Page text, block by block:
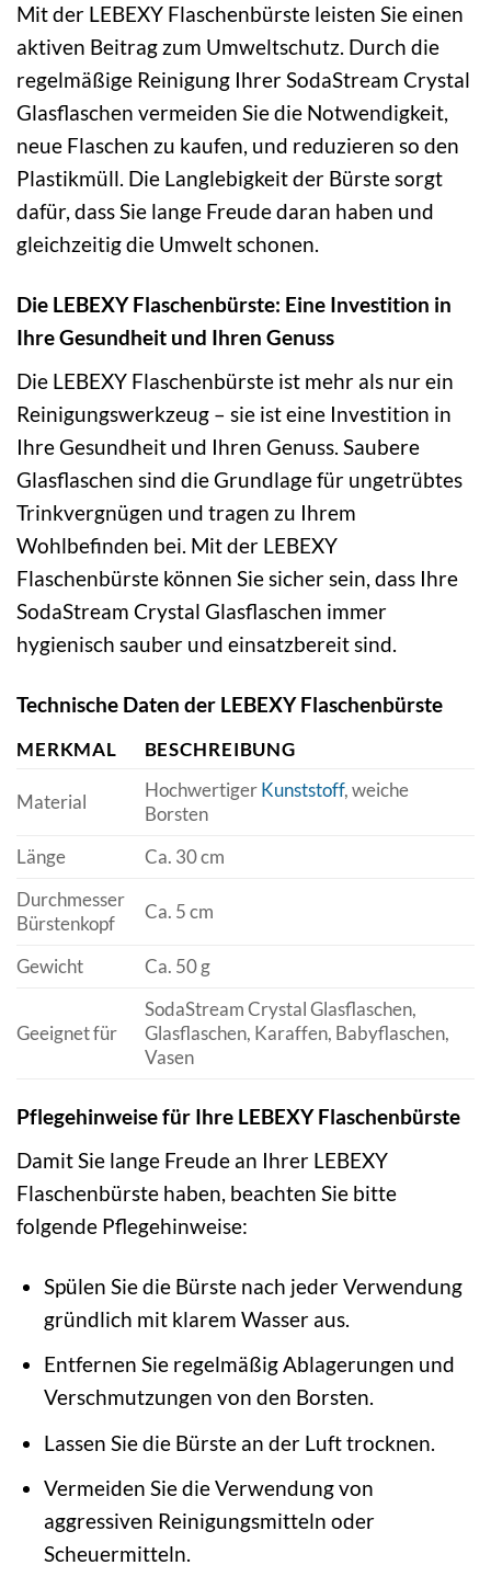
Mit der LEBEXY Flaschenbürste leisten Sie einen
aktiven Beitrag zum Umweltschutz. Durch die
regelmäßige Reinigung Ihrer SodaStream Crystal
Glasflaschen vermeiden Sie die Notwendigkeit,
neue Flaschen zu kaufen, und reduzieren so den
Plastikmüll. Die Langlebigkeit der Bürste sorgt
dafür, dass Sie lange Freude daran haben und
gleichzeitig die Umwelt schonen.
Die LEBEXY Flaschenbürste: Eine Investition in
Ihre Gesundheit und Ihren Genuss
Die LEBEXY Flaschenbürste ist mehr als nur ein
Reinigungswerkzeug – sie ist eine Investition in
Ihre Gesundheit und Ihren Genuss. Saubere
Glasflaschen sind die Grundlage für ungetrübtes
Trinkvergnügen und tragen zu Ihrem
Wohlbefinden bei. Mit der LEBEXY
Flaschenbürste können Sie sicher sein, dass Ihre
SodaStream Crystal Glasflaschen immer
hygienisch sauber und einsatzbereit sind.
Technische Daten der LEBEXY Flaschenbürste
MERKMAL BESCHREIBUNG
Material
HochwertigerKunststoff, weiche
Borsten
Länge
Ca. 30 cm
Durchmesser
Bürstenkopf
Ca. 5 cm
Gewicht Ca. 50 g
Geeignet für
SodaStream Crystal Glasflaschen,
Glasflaschen, Karaffen, Babyflaschen,
Vasen
Pflegehinweise für Ihre LEBEXY Flaschenbürste
Damit Sie lange Freude an Ihrer LEBEXY
Flaschenbürste haben, beachten Sie bitte
folgende Pflegehinweise:
Spülen Sie die Bürste nach jeder Verwendung
gründlich mit klarem Wasser aus.
Entfernen Sie regelmäßig Ablagerungen und
Verschmutzungen von den Borsten.
Lassen Sie die Bürste an der Luft trocknen.
Vermeiden Sie die Verwendung von
aggressiven Reinigungsmitteln oder
Scheuermitteln.